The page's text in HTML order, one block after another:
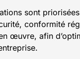
sont
conformité
œuvre, afin